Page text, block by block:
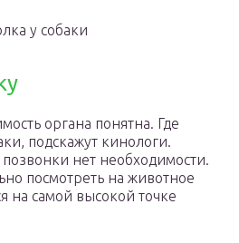
у собаки
органа понятна. Где
подскажут кинологи.
нет необходимости.
посмотреть на животное
на самой высокой точке